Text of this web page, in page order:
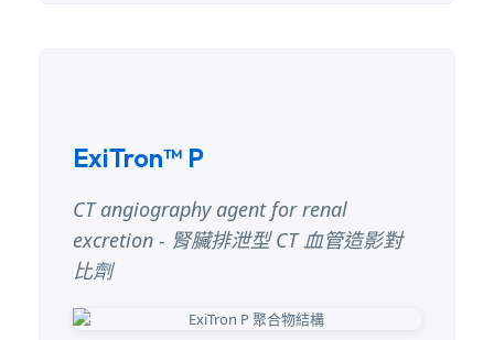
ExiTron™ P
CT angiography agent for renal
excretion - 腎臟排泄型 CT 血管造影對
比劑